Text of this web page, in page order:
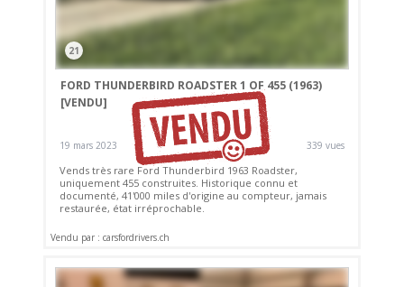
21
FORD THUNDERBIRD ROADSTER 1 OF 455 (1963)
[VENDU]
19 mars 2023 339 vues
Vends très rare Ford Thunderbird 1963 Roadster,
uniquement 455 construites. Historique connu et
documenté, 41'000 miles d'origine au compteur, jamais
restaurée, état irréprochable.
Vendu par : carsfordrivers.ch